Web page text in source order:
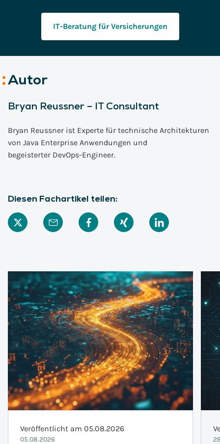
IT-Beratung für Versicherungen
Autor
Bryan Reussner – IT Consultant
Bryan Reussner ist Experte für technische Architekturen
von Java Enterprise Anwendungen und
begeisterter DevOps-Engineer.
Diesen Fachartikel teilen:
Veröffentlicht am 05.08.2026
05.08.2026